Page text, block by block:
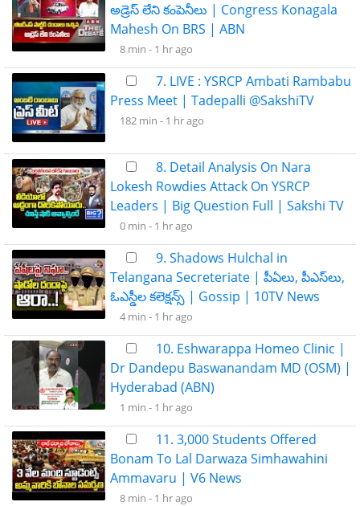
అడ్రెస్ లేని కంపెనీలు | Congress Konagala
Mahesh On BRS | ABN
8 min - 1 hr ago
7. LIVE : YSRCP Ambati Rambabu
Press Meet | Tadepalli @SakshiTV
182 min - 1 hr ago
8. Detail Analysis On Nara
Lokesh Rowdies Attack On YSRCP
Leaders | Big Question Full | Sakshi TV
0 min - 1 hr ago
9. Shadows Hulchal in
Telangana Secreteriate | పీఏలు, పీఎస్‌లు,
ఓఎస్డీల కలెక్షన్స్ | Gossip | 10TV News
4 min - 1 hr ago
10. Eshwarappa Homeo Clinic |
Dr Dandepu Baswanandam MD (OSM) |
Hyderabad (ABN)
1 min - 1 hr ago
11. 3,000 Students Offered
Bonam To Lal Darwaza Simhawahini
Ammavaru | V6 News
8 min - 1 hr ago